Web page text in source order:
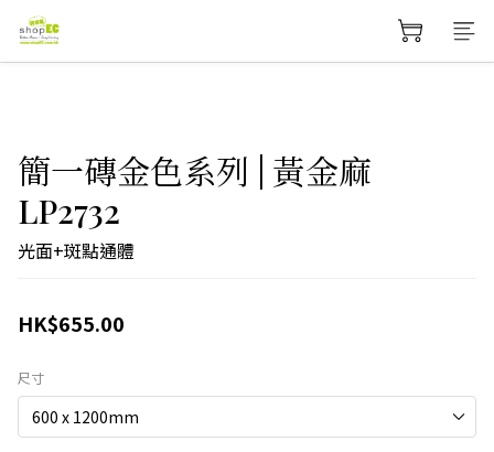
簡一磚金色系列 | 黃金麻
LP2732
光面+斑點通體
HK$655.00
尺寸